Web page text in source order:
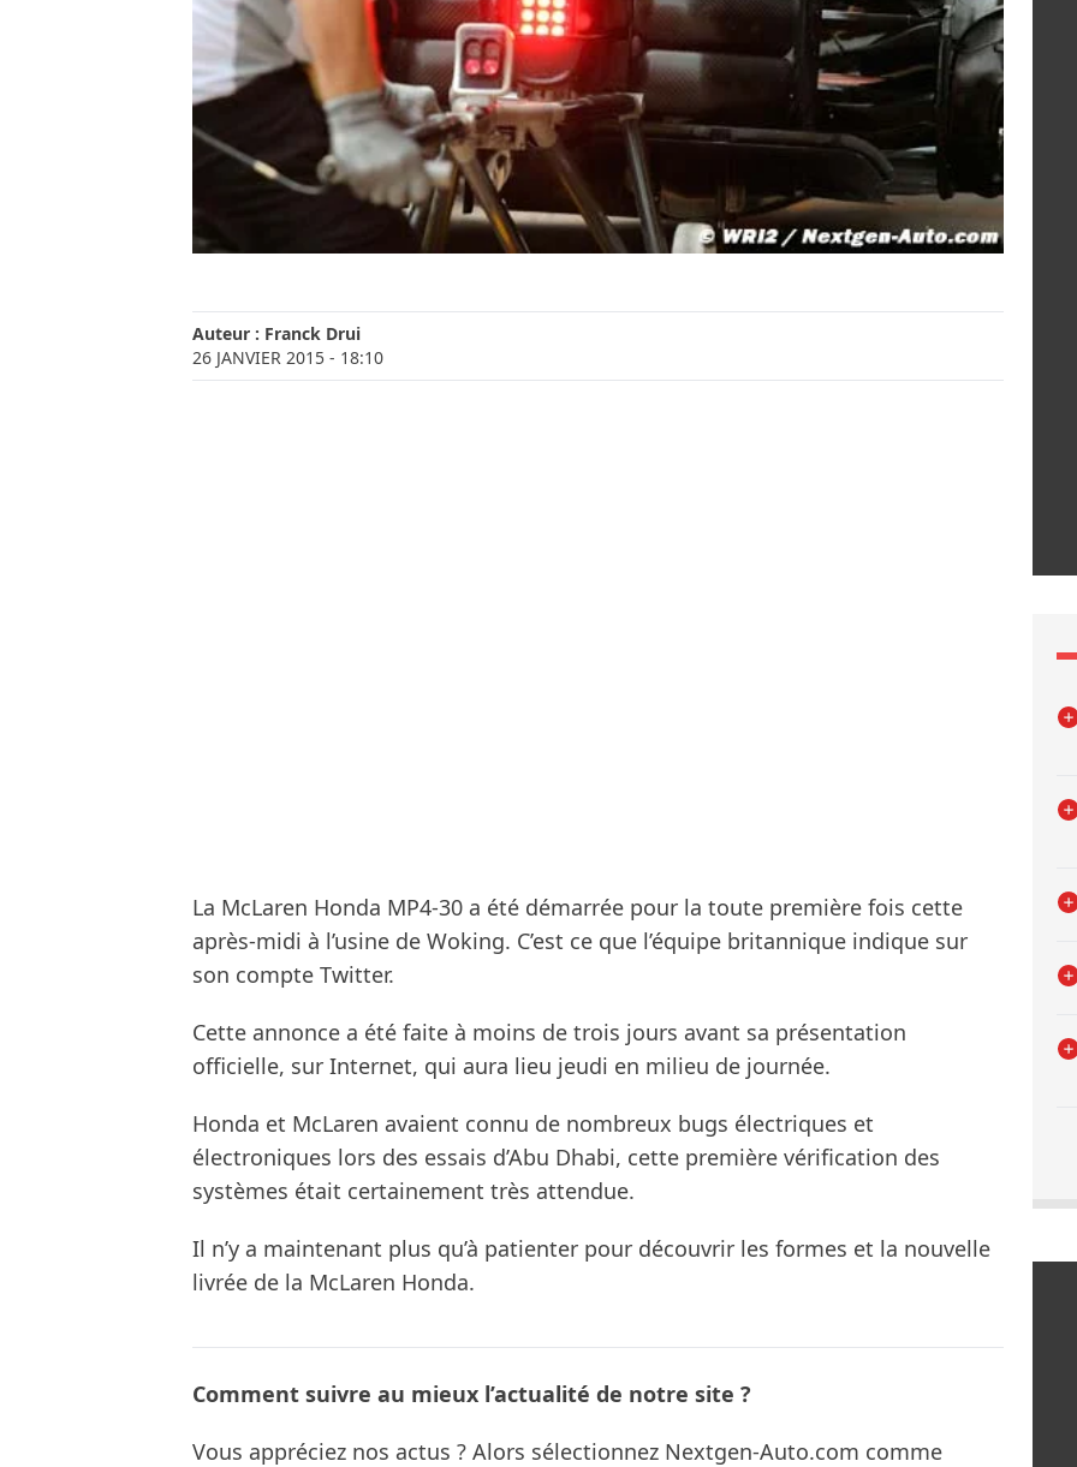
Auteur : Franck Drui
26 JANVIER 2015 - 18:10
La McLaren Honda MP4-30 a été démarrée pour la toute première fois cette
après-midi à l’usine de Woking. C’est ce que l’équipe britannique indique sur
son compte Twitter.
Cette annonce a été faite à moins de trois jours avant sa présentation
officielle, sur Internet, qui aura lieu jeudi en milieu de journée.
Honda et McLaren avaient connu de nombreux bugs électriques et
électroniques lors des essais d’Abu Dhabi, cette première vérification des
systèmes était certainement très attendue.
Il n’y a maintenant plus qu’à patienter pour découvrir les formes et la nouvelle
livrée de la McLaren Honda.
Comment suivre au mieux l’actualité de notre site ?
Vous appréciez nos actus ? Alors sélectionnez Nextgen-Auto.com comme